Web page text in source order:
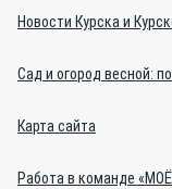
Новости Курска и
Сад и огород весной:
Карта сайта
Работа в команде